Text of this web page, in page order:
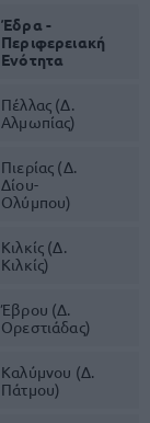
Έδρα -
Περιφερειακή
Ενότητα
Πέλλας (Δ.
Αλμωπίας)
Πιερίας (Δ.
Δίου-
Ολύμπου)
Κιλκίς (Δ.
Κιλκίς)
Έβρου (Δ.
Ορεστιάδας)
Καλύμνου (Δ.
Πάτμου)